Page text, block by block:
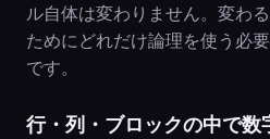
ル自体は変わりません。変わ
ためにどれだけ論理を使う必
です。
行・列・ブロックの中で